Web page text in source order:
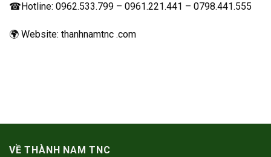
☎Hotline: 0962.533.799 – 0961.221.441 – 0798.441.555
🌍 Website: thanhnamtnc .com
VỀ THÀNH NAM TNC